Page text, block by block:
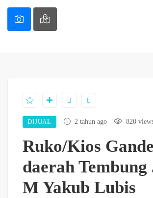
DIJUAL 2 tahun ago 820
Ruko/Kios
daerah Tembung
M Yakub Lubis